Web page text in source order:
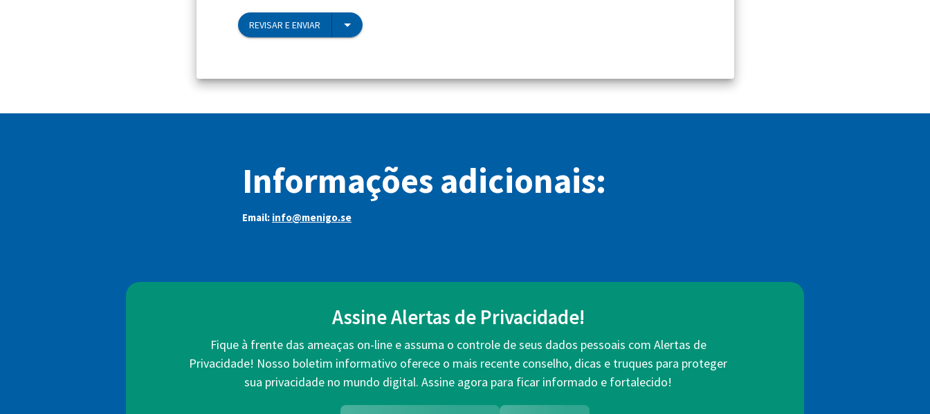
REVISAR E ENVIAR
Informações adicionais:
Email: info@menigo.se
Assine Alertas de Privacidade!
Fique à frente das ameaças on-line e assuma o controle de seus dados pessoais com Alertas de
Privacidade! Nosso boletim informativo oferece o mais recente conselho, dicas e truques para proteger
sua privacidade no mundo digital. Assine agora para ficar informado e fortalecido!